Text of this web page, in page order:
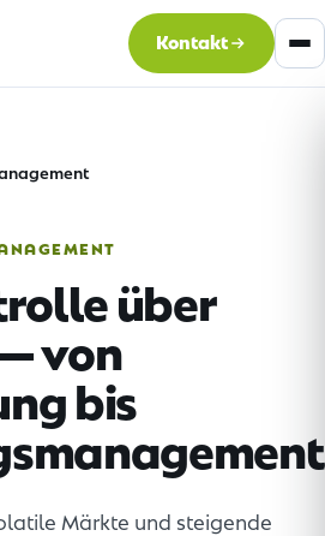
Kontakt
über
von
bis
Märkte und steigende